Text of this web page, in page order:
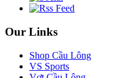
Our Links
Shop Cầu Lông
VS Sports